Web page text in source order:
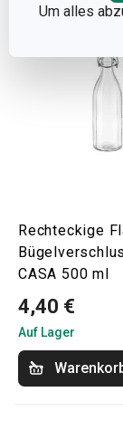
Um alles
Rechteckige
CASA 500 ml
4,40 €
Auf Lager